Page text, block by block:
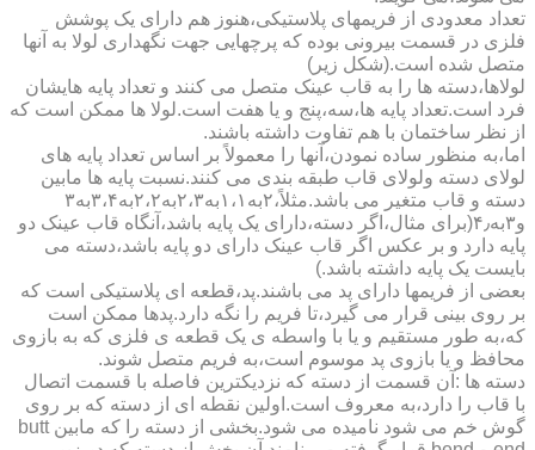
تعداد معدودی از فریمهای پلاستیکی،هنوز هم دارای یک پوشش
فلزی در قسمت بیرونی بوده که پرچهایی جهت نگهداری لولا به آنها
متصل شده است.(شکل زیر)
لولاها،دسته ها را به قاب عینک متصل می کنند و تعداد پایه هایشان
فرد است.تعداد پایه ها،سه،پنج و یا هفت است.لولا ها ممکن است که
از نظر ساختمان با هم تفاوت داشته باشند.
اما،به منظور ساده نمودن،آنها را معمولاً بر اساس تعداد پایه های
لولای دسته ولولای قاب طبقه بندی می کنند.نسبت پایه ها مابین
دسته و قاب متغیر می باشد.مثلاً،۲به۱،۱به۲،۳به۲،۲به۳،۴به۳
و۳به۴٫(برای مثال،اگر دسته،دارای یک پایه باشد،آنگاه قاب عینک دو
پایه دارد و بر عکس اگر قاب عینک دارای دو پایه باشد،دسته می
بایست یک پایه داشته باشد.)
بعضی از فریمها دارای پد می باشند.پد،قطعه ای پلاستیکی است که
بر روی بینی قرار می گیرد،تا فریم را نگه دارد.پدها ممکن است
که،به طور مستقیم و یا با واسطه ی یک قطعه ی فلزی که به بازوی
محافظ و یا بازوی پد موسوم است،به فریم متصل شوند.
دسته ها :آن قسمت از دسته که نزدیکترین فاصله با قسمت اتصال
با قاب را دارد،به معروف است.اولین نقطه ای از دسته که بر روی
گوش خم می شود نامیده می شود.بخشی از دسته را که مابین butt